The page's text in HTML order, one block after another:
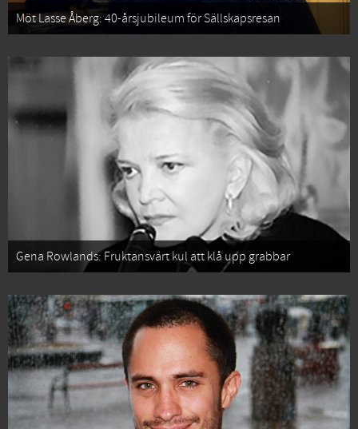
Möt Lasse Åberg: 40-årsjubileum för Sällskapsresan
Gena Rowlands: Fruktansvärt kul att klå upp grabbar